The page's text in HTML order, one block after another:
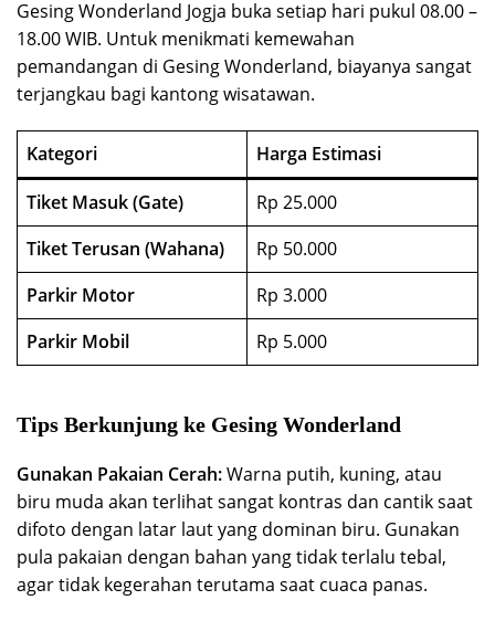
Gesing Wonderland Jogja buka setiap hari pukul 08.00 –
18.00 WIB. Untuk menikmati kemewahan
pemandangan di Gesing Wonderland, biayanya sangat
terjangkau bagi kantong wisatawan.
Kategori
Harga Estimasi
Tiket Masuk (Gate)
Rp 25.000
Tiket Terusan (Wahana)
Rp 50.000
Parkir Motor
Rp 3.000
Parkir Mobil
Rp 5.000
Tips Berkunjung ke Gesing Wonderland
Gunakan Pakaian Cerah:Warna putih, kuning, atau
biru muda akan terlihat sangat kontras dan cantik saat
difoto dengan latar laut yang dominan biru. Gunakan
pula pakaian dengan bahan yang tidak terlalu tebal,
agar tidak kegerahan terutama saat cuaca panas.